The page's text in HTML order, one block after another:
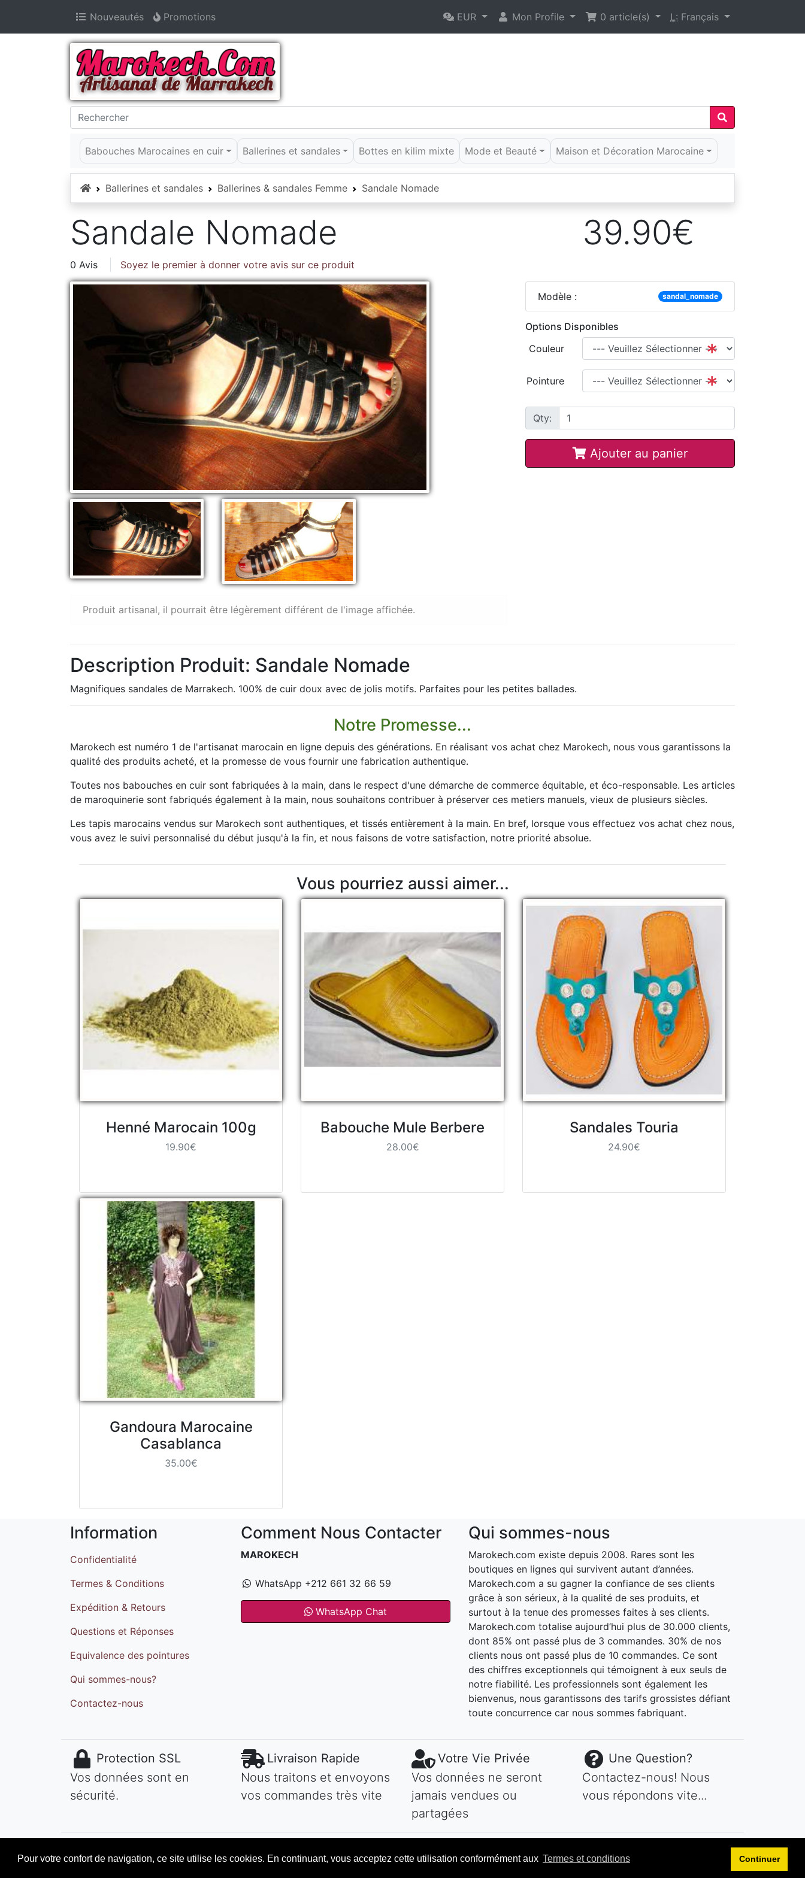
Pour votre confort de navigation, ce site utilise les cookies. En continuant, vous acceptez cette utilisation conformément aux Termes et conditions Continuer
Nouveautés Promotions EUR Mon Profile 0 article(s) L: Français
Babouches Marocaines en cuir Ballerines et sandales Bottes en kilim mixte Mode et Beauté Maison et Décoration Marocaine
AccueilBallerines et sandales Ballerines & sandales Femme Sandale Nomade
Sandale Nomade 39.90€
0 Avis Soyez le premier à donner votre avis sur ce produit
Produit artisanal, il pourrait être légèrement différent de l'image affichée.
Modèle : sandal_nomade
Options Disponibles
Couleur
Pointure
Qty:
Ajouter au panier
Description Produit: Sandale Nomade
Magnifiques sandales de Marrakech. 100% de cuir doux avec de jolis motifs. Parfaites pour les petites ballades.
Notre Promesse...
Marokech est numéro 1 de l'artisanat marocain en ligne depuis des générations. En réalisant vos achat chez Marokech, nous vous garantissons la
qualité des produits acheté, et la promesse de vous fournir une fabrication authentique.
Toutes nos babouches en cuir sont fabriquées à la main, dans le respect d'une démarche de commerce équitable, et éco-responsable. Les articles
de maroquinerie sont fabriqués également à la main, nous souhaitons contribuer à préserver ces metiers manuels, vieux de plusieurs siècles.
Les tapis marocains vendus sur Marokech sont authentiques, et tissés entièrement à la main. En bref, lorsque vous effectuez vos achat chez nous,
vous avez le suivi personnalisé du début jusqu'à la fin, et nous faisons de votre satisfaction, notre priorité absolue.
Vous pourriez aussi aimer...
Henné Marocain 100g
19.90€
Babouche Mule Berbere
28.00€
Sandales Touria
24.90€
Gandoura Marocaine
Casablanca
35.00€
Information
Confidentialité
Termes & Conditions
Expédition & Retours
Questions et Réponses
Equivalence des pointures
Qui sommes-nous?
Contactez-nous
Comment Nous Contacter
MAROKECH
WhatsApp +212 661 32 66 59
WhatsApp Chat
Qui sommes-nous
Marokech.com existe depuis 2008. Rares sont les
boutiques en lignes qui survivent autant d’années.
Marokech.com a su gagner la confiance de ses clients
grâce à son sérieux, à la qualité de ses produits, et
surtout à la tenue des promesses faites à ses clients.
Marokech.com totalise aujourd’hui plus de 30.000 clients,
dont 85% ont passé plus de 3 commandes. 30% de nos
clients nous ont passé plus de 10 commandes. Ce sont
des chiffres exceptionnels qui témoignent à eux seuls de
notre fiabilité. Les professionnels sont également les
bienvenus, nous garantissons des tarifs grossistes défiant
toute concurrence car nous sommes fabriquant.
Protection SSL
Vos données sont en
sécurité.
Livraison Rapide
Nous traitons et envoyons
vos commandes très vite
Votre Vie Privée
Vos données ne seront
jamais vendues ou
partagées
Une Question?
Contactez-nous! Nous
vous répondons vite...
Copyright © 2026MAROKECH